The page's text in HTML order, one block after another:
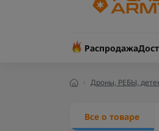
Распродажа
Дроны, РЕБЫ,
Все о товаре